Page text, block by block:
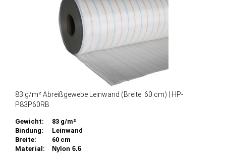
83 g/m² Abreißgewebe Leinwand (Breite: 60 cm) | HP-
P83P60RB
Gewicht:
83 g/m²
Bindung:
Leinwand
Breite:
60 cm
Material:
Nylon 6.6